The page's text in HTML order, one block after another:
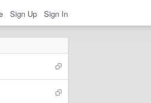
Sign Up Sign In